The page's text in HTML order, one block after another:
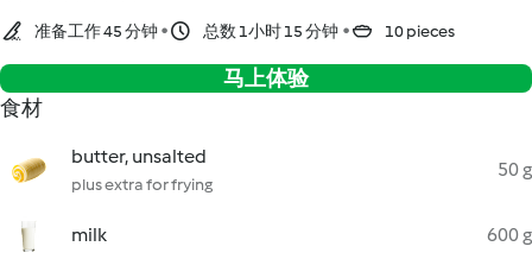
准备工作 45 分钟 总数 1小时 15 分钟 10 pieces
马上体验
食材
butter, unsalted
plus extra for frying
50 g
milk 600 g